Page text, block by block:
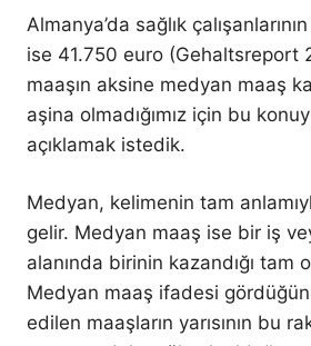
Almanya’da sağlık
ise 41.750 euro (Gehaltsreport
maaşın aksine medyan maaş
aşina olmadığımız için bu
açıklamak istedik.
Medyan, kelimenin tam
gelir. Medyan maaş ise bir iş
alanında birinin kazandığı tam
Medyan maaş ifadesi
edilen maaşların yarısının bu